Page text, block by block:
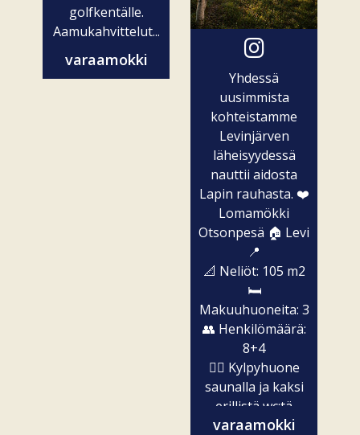
golfkentälle.
Aamukahvittelut...
varaamokki
Yhdessä
uusimmista
kohteistamme
Levinjärven
läheisyydessä
nauttii aidosta
Lapin rauhasta. ❤️
Lomamökki
Otsonpesä 🏠 Levi
📍
📐 Neliöt: 105 m2
🛏️
Makuuhuoneita: 3
👥 Henkilömäärä:
8+4
🧖‍♀️ Kylpyhuone
saunalla ja kaksi
erillistä wc:tä
✨...
varaamokki